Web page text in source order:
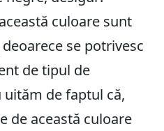
culoare sunt
se potrivesc
de tipul de
de faptul că,
de această culoare